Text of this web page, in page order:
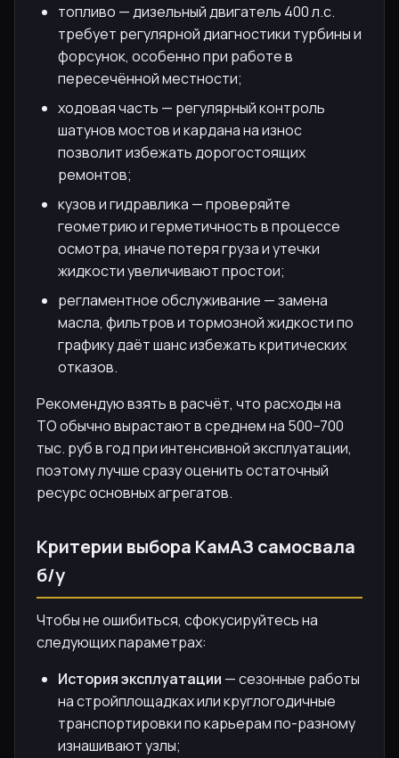
топливо — дизельный двигатель 400 л.с.
требует регулярной диагностики турбины и
форсунок, особенно при работе в
пересечённой местности;
ходовая часть — регулярный контроль
шатунов мостов и кардана на износ
позволит избежать дорогостоящих
ремонтов;
кузов и гидравлика — проверяйте
геометрию и герметичность в процессе
осмотра, иначе потеря груза и утечки
жидкости увеличивают простои;
регламентное обслуживание — замена
масла, фильтров и тормозной жидкости по
графику даёт шанс избежать критических
отказов.
Рекомендую взять в расчёт, что расходы на
ТО обычно вырастают в среднем на 500–700
тыс. руб в год при интенсивной эксплуатации,
поэтому лучше сразу оценить остаточный
ресурс основных агрегатов.
Критерии выбора КамАЗ самосвала
б/у
Чтобы не ошибиться, сфокусируйтесь на
следующих параметрах:
История эксплуатации — сезонные работы
на стройплощадках или круглогодичные
транспортировки по карьерам по-разному
изнашивают узлы;